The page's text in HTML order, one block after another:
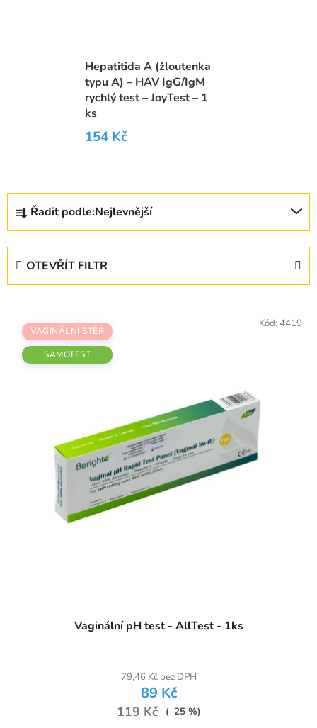
Hepatitida A (žloutenka
typu A) – HAV IgG/IgM
rychlý test – JoyTest – 1
ks
154 Kč
Řazení produktů
Řadit podle:Nejlevnější
OTEVŘÍT FILTR
VAGINÁLNÍ STĚR
SAMOTEST
Vaginální pH test - AllTest - 1ks
79,46 Kč bez DPH
89 Kč
119 Kč (–25 %)
Kód: 4419